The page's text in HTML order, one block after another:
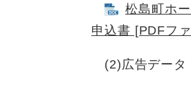
松島町ホ
申込書 [PDFフ
(2)広告データ